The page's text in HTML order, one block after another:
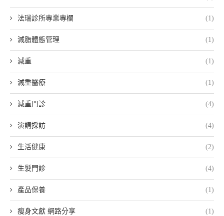
法瑞診所專業專欄 (1)
減脂體態管理 (1)
減重 (1)
減重醫療 (1)
減重門診 (4)
演講採訪 (4)
生活健康 (2)
生髮門診 (4)
產品保養 (1)
瘦身文獻 網路分享 (1)